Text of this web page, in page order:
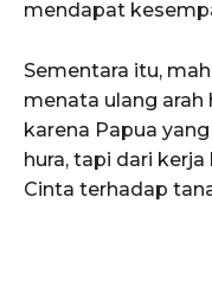
mendapat
Sementara itu,
menata ulang
karena Papua
hura, tapi dari
Cinta terhadap